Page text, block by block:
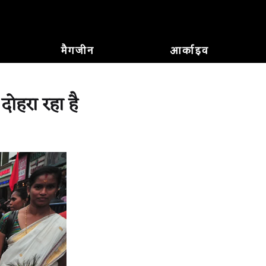
मैगजीन
आर्काइव
रहा है